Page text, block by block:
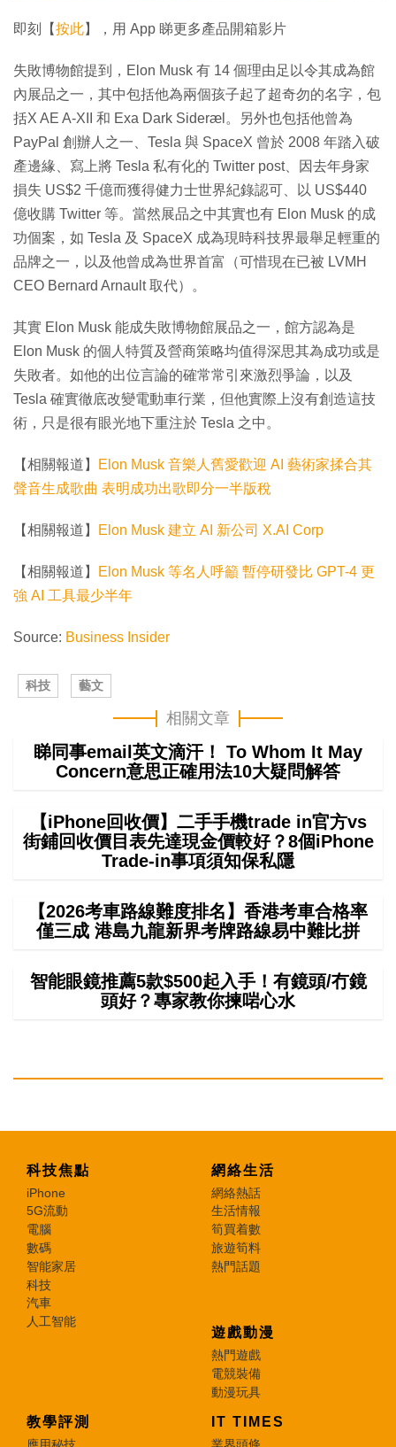
片
即刻【按此】，用 App 睇更多產品開箱影片
失敗博物館提到，Elon Musk 有 14 個理由足以令其成為館
內展品之一，其中包括他為兩個孩子起了超奇勿的名字，包
括X AE A-XII 和 Exa Dark Sideræl。另外也包括他曾為
PayPal 創辦人之一、Tesla 與 SpaceX 曾於 2008 年踏入破
產邊緣、寫上將 Tesla 私有化的 Twitter post、因去年身家
損失 US$2 千億而獲得健力士世界紀錄認可、以 US$440
億收購 Twitter 等。當然展品之中其實也有 Elon Musk 的成
功個案，如 Tesla 及 SpaceX 成為現時科技界最舉足輕重的
品牌之一，以及他曾成為世界首富（可惜現在已被 LVMH
CEO Bernard Arnault 取代）。
其實 Elon Musk 能成失敗博物館展品之一，館方認為是
Elon Musk 的個人特質及營商策略均值得深思其為成功或是
失敗者。如他的出位言論的確常常引來激烈爭論，以及
Tesla 確實徹底改變電動車行業，但他實際上沒有創造這技
術，只是很有眼光地下重注於 Tesla 之中。
【相關報道】
Elon Musk 音樂人舊愛歡迎 AI 藝術家揉合其
聲音生成歌曲 表明成功出歌即分一半版稅
【相關報道】 Elon Musk 建立 AI 新公司 X.AI Corp
【相關報道】
Elon Musk 等名人呼籲 暫停研發比 GPT-4 更
強 AI 工具最少半年
Source: Business Insider
科技 藝文
相關文章
睇同事email英文滴汗！ To Whom It May
Concern意思正確用法10大疑問解答
【iPhone回收價】二手手機trade in官方vs
街鋪回收價目表先達現金價較好？8個iPhone
Trade-in事項須知保私隱
【2026考車路線難度排名】香港考車合格率
僅三成 港島九龍新界考牌路線易中難比拼
智能眼鏡推薦5款$500起入手！有鏡頭/冇鏡
頭好？專家教你揀啱心水
科技焦點
iPhone
5G流動
電腦
數碼
智能家居
科技
汽車
人工智能
網絡生活
網絡熱話
生活情報
筍買着數
旅遊筍料
熱門話題
遊戲動漫
熱門遊戲
電競裝備
動漫玩具
教學評測
應用秘技
IT TIMES
業界頭條